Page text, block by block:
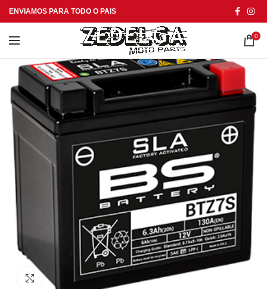
ENVIAMOS PARA TODO O PAIS
0
Click to enlarge